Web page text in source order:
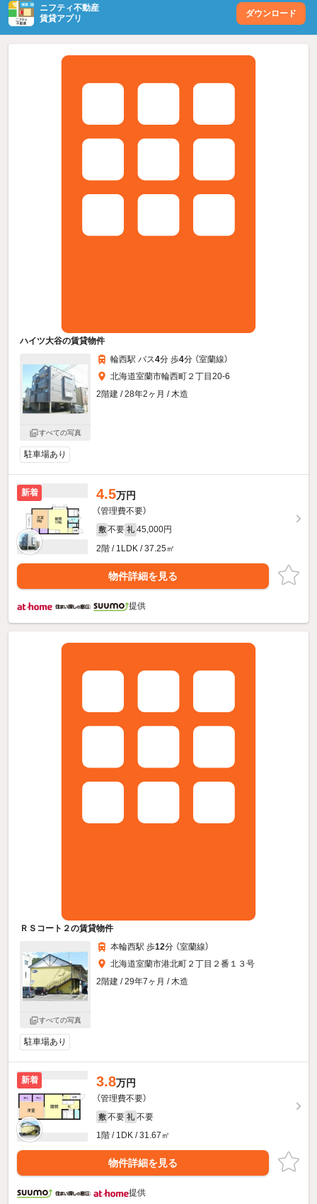
ニフティ不動産
賃貸アプリ
ダウンロード
ハイツ大谷の賃貸物件
すべての写真
輪西駅 バス4分 歩4分 （室蘭線）
北海道室蘭市輪西町２丁目20-6
2階建 / 28年2ヶ月 / 木造
駐車場あり
新着 4.5万円
（管理費不要）
敷 不要 礼 45,000円
2階 / 1LDK / 37.25㎡
物件詳細を見る
提供
ＲＳコート２の賃貸物件
すべての写真
本輪西駅 歩12分 （室蘭線）
北海道室蘭市港北町２丁目２番１３号
2階建 / 29年7ヶ月 / 木造
駐車場あり
新着 3.8万円
（管理費不要）
敷 不要 礼 不要
1階 / 1DK / 31.67㎡
物件詳細を見る
提供